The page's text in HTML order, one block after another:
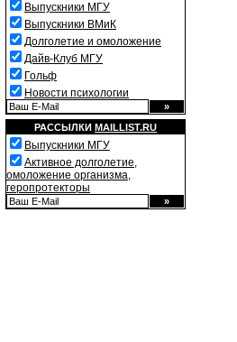
Выпускники МГУ
Выпускники ВМиК
Долголетие и омоложение
Дайв-Клуб МГУ
Гольф
Новости психологии
РАССЫЛКИ MAILLIST.RU
Выпускники МГУ
Активное долголетие,
омоложение организма,
геропротекторы